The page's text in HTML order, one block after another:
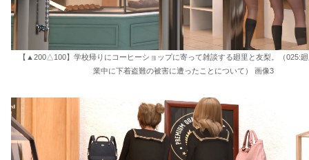
【▲200△100】学校帰りにコーヒーショップに寄って雑談する廻里と友梨。（025:
業中に下着盗難の被害に遭ったことについて） 画像3